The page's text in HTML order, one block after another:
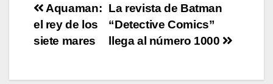
Post
navigation
La revista de Batman
“Detective Comics”
llega al número 1000
Aquaman:
el rey de los
siete mares